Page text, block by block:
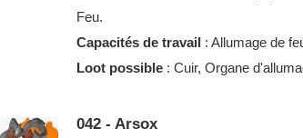
Feu.
Capacités de travail : Allumage de
Loot possible : Cuir, Organe
042 - Arsox